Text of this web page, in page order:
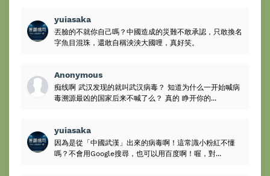
yuiasaka
丟臉的不就你自己嗎？中國造成的災難不敢承認，只敢換名
字魚目混珠，還敢自稱泱泱大國哩，真好笑。
Anonymous
痴线啊 武汉发现的就叫武汉病毒？ 知道为什么一开始喊病
毒溯源最凶的国家后来不喊了么？ 真的 睁开你的...
yuiasaka
因為是從「中國武漢」出來的病毒啊！這常識小粉紅不懂
嗎？不會用Google搜尋，也可以用百度啊！喔，對...